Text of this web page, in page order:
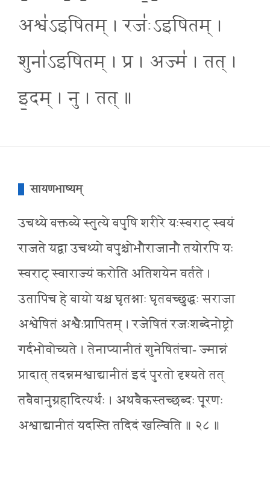
अश्व॑ऽइषितम् । रजः॑ऽइषितम् ।
शुना॑ऽइषितम् । प्र । अज्म॑ । तत् ।
इ॒दम् । नु । तत् ॥
सायणभाष्यम्
उचथ्ये वक्तव्ये स्तुत्ये वपुषि शरीरे यःस्वराट् स्वयं
राजते यद्वा उचथ्यो वपुश्चोभौराजानौ तयोरपि यः
स्वराट् स्वाराज्यं करोति अतिशयेन वर्तते ।
उतापिच हे वायो यश्च घृतश्नाः घृतवच्छुद्धः सराजा
अश्वेषितं अश्वैःप्रापितम् । रजेषितं रजःशब्देनोष्ट्रो
गर्दभोवोच्यते । तेनाप्यानीतं शुनेषितंचा- ज्मान्नं
प्रादात् तदन्नमश्वाद्यानीतं इदं पुरतो दृश्यते तत्
तवैवानुग्रहादित्यर्थः । अथवैकस्तच्छब्दः पूरणः
अश्वाद्यानीतं यदस्ति तदिदं खल्विति ॥ २८ ॥